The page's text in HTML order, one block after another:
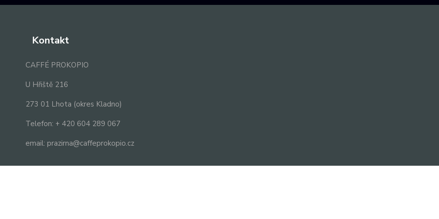
Kontakt
CAFFÉ PROKOPIO
U Hřiště 216
273 01 Lhota (okres Kladno)
Telefon: + 420 604 289 067
email: prazirna@caffeprokopio.cz